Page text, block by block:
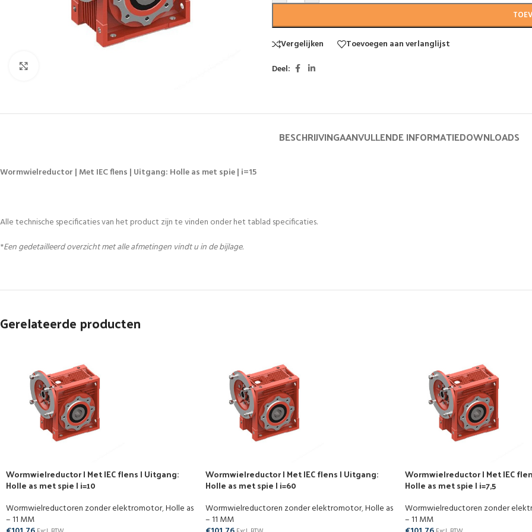
Vergelijken
Toevoegen aan verlanglijst
Deel:
BESCHRIJVINGAANVULLENDE INFORMATIEDOWNLOADS
Wormwielreductor | Met IEC flens | Uitgang: Holle as met spie | i=15
Alle technische specificaties van het product zijn te vinden onder het tablad specificaties.
*Een gedetailleerd overzicht met alle afmetingen vindt u in de bijlage.
Gerelateerde producten
Wormwielreductor | Met IEC flens | Uitgang:
Holle as met spie | i=10
Wormwielreductoren zonder elektromotor,Holle as
– 11 MM
Wormwielreductor | Met IEC flens | Uitgang:
Holle as met spie | i=60
Wormwielreductoren zonder elektromotor,Holle as
– 11 MM
Wormwielreductor | Met IEC
Holle as met spie | i=7,5
Wormwielreductoren zonder
– 11 MM